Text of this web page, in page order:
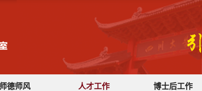
师德师风 人才工作 博士后工作